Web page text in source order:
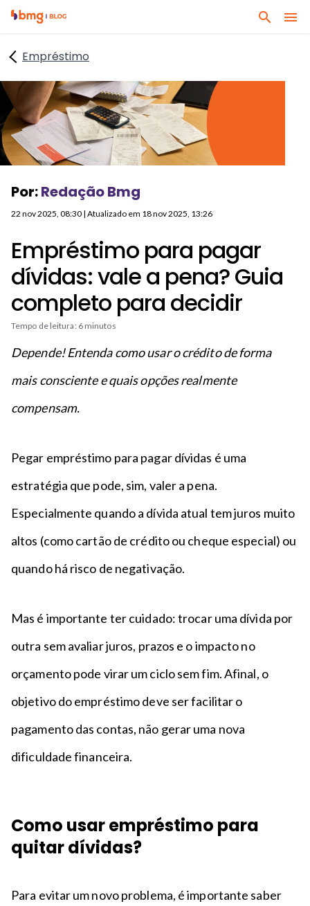
I
p
a
r
a
o
c
n
e
ú
o
r
i
n
c
a
I
p
a
r
a
o
c
n
e
ú
o
o
d
a
p
é
B
a
s
o
Empréstimo
Por:Redação Bmg
22 nov 2025, 08:30 | Atualizado em 18 nov 2025, 13:26
Empréstimo para pagar
dívidas: vale a pena? Guia
completo para decidir
Tempo de leitura: 6 minutos
Depende! Entenda como usar o crédito de forma
mais consciente e quais opções realmente
compensam.
Pegar empréstimo para pagar dívidas é uma
estratégia que pode, sim, valer a pena.
Especialmente quando a dívida atual tem juros muito
altos (como cartão de crédito ou cheque especial) ou
quando há risco de negativação.
Mas é importante ter cuidado: trocar uma dívida por
outra sem avaliar juros, prazos e o impacto no
orçamento pode virar um ciclo sem fim. Afinal, o
objetivo do empréstimo deve ser facilitar o
pagamento das contas, não gerar uma nova
dificuldade financeira.
Como usar empréstimo para
quitar dívidas?
Para evitar um novo problema, é importante saber